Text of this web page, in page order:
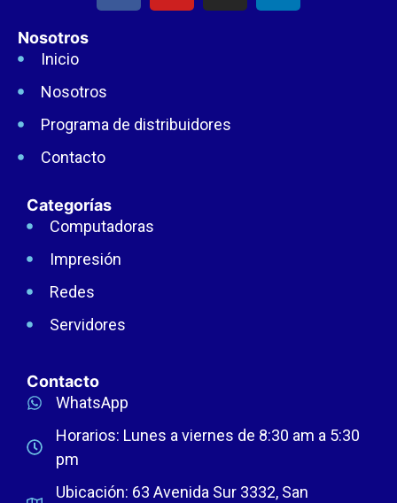
Nosotros
Inicio
Nosotros
Programa de distribuidores
Contacto
Categorías
Computadoras
Impresión
Redes
Servidores
Contacto
WhatsApp
Horarios: Lunes a viernes de 8:30 am a 5:30
pm
Ubicación: 63 Avenida Sur 3332, San